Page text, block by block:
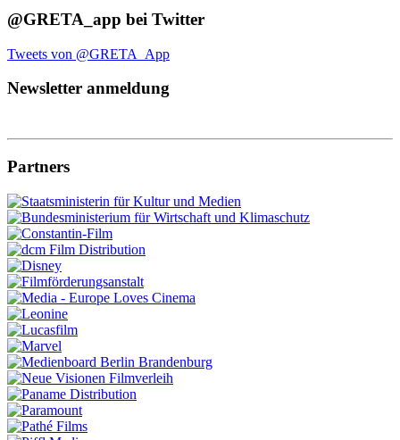
@GRETA_app bei Twitter
Tweets von @GRETA_App
Newsletter anmeldung
Partners